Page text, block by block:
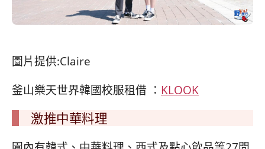
圖片提供:Claire
釜山樂天世界韓國校服租借 ： KLOOK
激推中華料理